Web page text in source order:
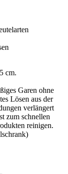
cm.
Garen ohne
Lösen aus der
verlängert
zum schnellen
reinigen.